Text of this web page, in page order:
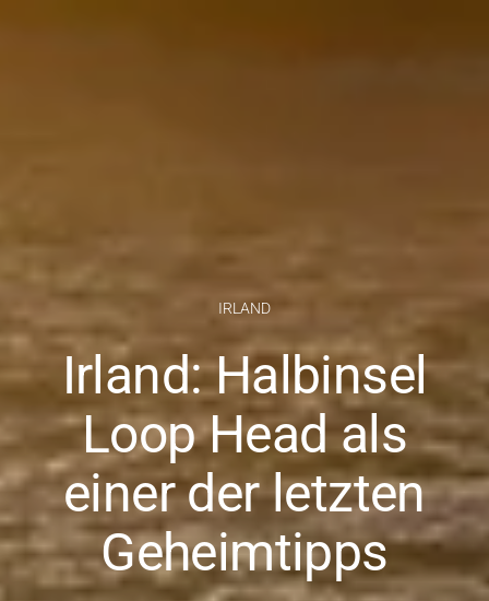
IRLAND
Irland: Halbinsel
Loop Head als
einer der letzten
Geheimtipps